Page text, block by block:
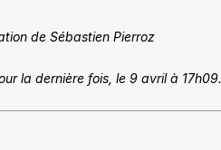
de Sébastien Pierroz
la dernière fois, le 9 avril à 17h09.